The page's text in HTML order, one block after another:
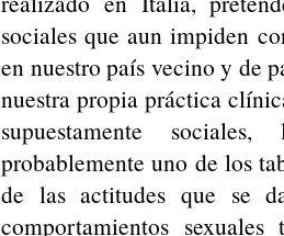
sociales que aun impiden
en nuestro país vecino y de
nuestra propia práctica
supuestamente
probablemente uno de los
de las actitudes que se
comportamientos